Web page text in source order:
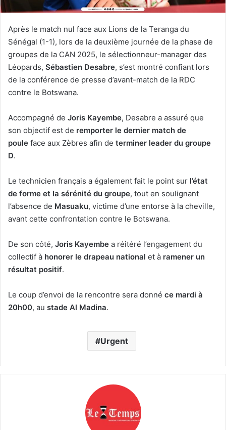
Après le match nul face aux Lions de la Teranga du
Sénégal (1-1), lors de la deuxième journée de la phase de
groupes de la CAN 2025, le sélectionneur-manager des
Léopards, Sébastien Desabre, s’est montré confiant lors
de la conférence de presse d’avant-match de la RDC
contre le Botswana.
Accompagné de Joris Kayembe, Desabre a assuré que
son objectif est de remporter le dernier match de
poule face aux Zèbres afin de terminer leader du groupe
D.
Le technicien français a également fait le point sur l’état
de forme et la sérénité du groupe, tout en soulignant
l’absence de Masuaku, victime d’une entorse à la cheville,
avant cette confrontation contre le Botswana.
De son côté, Joris Kayembe a réitéré l’engagement du
collectif à honorer le drapeau national et à ramener un
résultat positif.
Le coup d’envoi de la rencontre sera donné ce mardi à
20h00, au stade Al Madina.
Urgent